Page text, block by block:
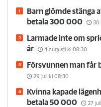
Barn glömde stänga
betala 300 000
30
Larmade inte om
år
4 augusti kl 08:30
Försvunnen man får
29 juli kl 08:30
Kvinna kapade
betala 50 000
27 juli